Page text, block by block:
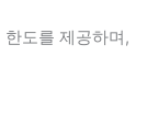
도를 제공하며,